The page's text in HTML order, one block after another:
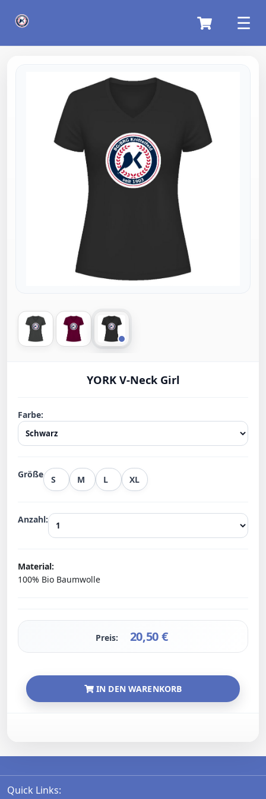
YORK V-Neck Girl
Farbe:
Größe S M L XL
Anzahl:
Material:
100% Bio Baumwolle
Preis: 20,50€
IN DEN WARENKORB
Quick Links: